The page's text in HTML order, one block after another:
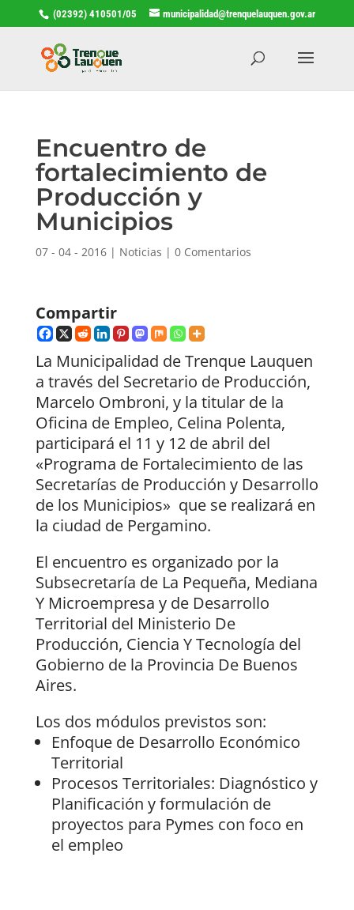
(02392) 410501/05 municipalidad@trenquelauquen.gov.ar
Encuentro de
fortalecimiento de
Producción y
Municipios
07 - 04 - 2016| Noticias | 0 Comentarios
Compartir
La Municipalidad de Trenque Lauquen
a través del Secretario de Producción,
Marcelo Ombroni, y la titular de la
Oficina de Empleo, Celina Polenta,
participará el 11 y 12 de abril del
«Programa de Fortalecimiento de las
Secretarías de Producción y Desarrollo
de los Municipios» que se realizará en
la ciudad de Pergamino.
El encuentro es organizado por la
Subsecretaría de La Pequeña, Mediana
Y Microempresa y de Desarrollo
Territorial del Ministerio De
Producción, Ciencia Y Tecnología del
Gobierno de la Provincia De Buenos
Aires.
Los dos módulos previstos son:
Enfoque de Desarrollo Económico
Territorial
Procesos Territoriales: Diagnóstico y
Planificación y formulación de
proyectos para Pymes con foco en
el empleo